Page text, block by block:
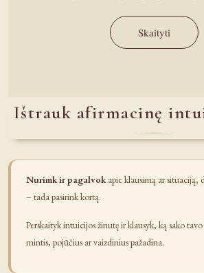
Skaityti
Ištrauk afirmacinę
Nurimk ir pagalvokapie klausimą ar situaciją,
– tada pasirink kortą.
Perskaityk intuicijos žinutę ir klausyk, ką sako
mintis, pojūčius ar vaizdinius pažadina.